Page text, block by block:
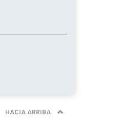
HACIA ARRIBA